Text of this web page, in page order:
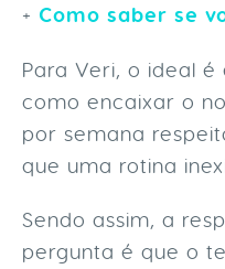
+ Como saber se
Para Veri, o ideal
como encaixar o
por semana
que uma rotina
Sendo assim, a
pergunta é que o